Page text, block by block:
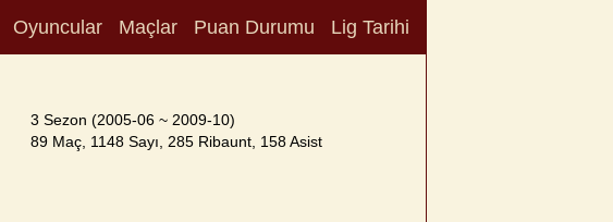
Oyuncular Maçlar Puan Durumu Lig Tarihi
3 Sezon (2005-06 ~ 2009-10)
89 Maç, 1148 Sayı, 285 Ribaunt, 158 Asist